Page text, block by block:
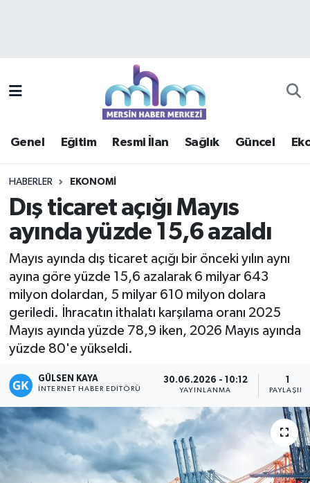
Genel Eğitim Resmi İlan Sağlık Güncel
HABERLER EKONOMI
Dış ticaret açığı Mayıs
ayında yüzde 15,6 azaldı
Mayıs ayında dış ticaret açığı bir önceki yılın aynı
ayına göre yüzde 15,6 azalarak 6 milyar 643
milyon dolardan, 5 milyar 610 milyon dolara
geriledi. İhracatın ithalatı karşılama oranı 2025
Mayıs ayında yüzde 78,9 iken, 2026 Mayıs ayında
yüzde 80'e yükseldi.
GÜLSEN KAYA
İNTERNET HABER EDITÖRÜ
30.06.2026 - 10:12
YAYINLANMA PAYLAŞIM
Güncel
Haberde insan
Kültür - Sanat
Magazin
Mersin Tarihi
Özel Haber
Politika
Mersin Trafik Yoğunluk Haritası
Süper Lig Puan Durumu ve Fikstür
Haber Arşivi